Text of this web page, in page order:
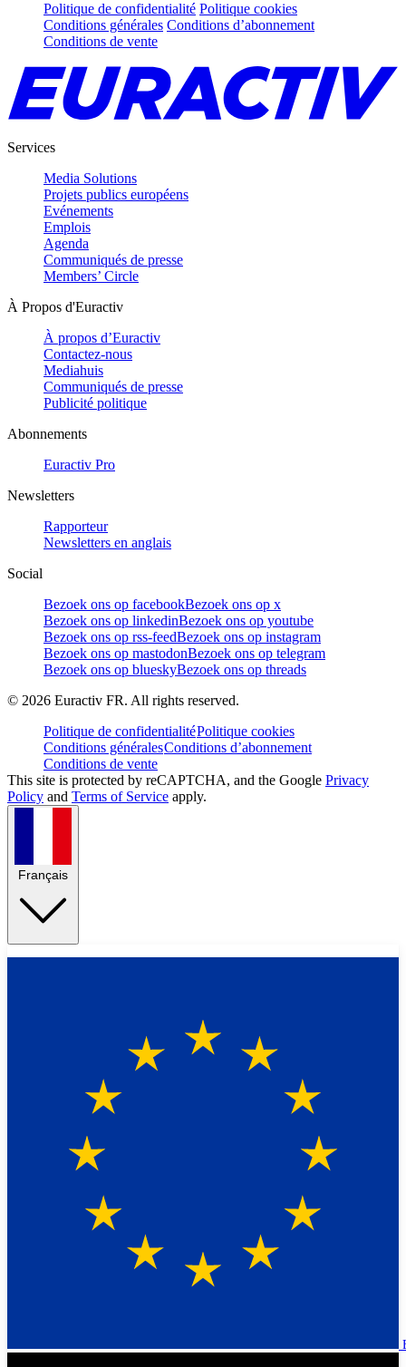
Politique de confidentialité Politique cookies
Conditions générales Conditions d’abonnement
Conditions de vente
Services
Media Solutions
Projets publics européens
Evénements
Emplois
Agenda
Communiqués de presse
Members’ Circle
À Propos d'Euractiv
À propos d’Euractiv
Contactez-nous
Mediahuis
Communiqués de presse
Publicité politique
Abonnements
Euractiv Pro
Newsletters
Rapporteur
Newsletters en anglais
Social
Bezoek ons op facebookBezoek ons op x
Bezoek ons op linkedinBezoek ons op youtube
Bezoek ons op rss-feedBezoek ons op instagram
Bezoek ons op mastodonBezoek ons op telegram
Bezoek ons op blueskyBezoek ons op threads
© 2026 Euractiv FR. All rights reserved.
Politique de confidentialitéPolitique cookies
Conditions généralesConditions d’abonnement
Conditions de vente
This site is protected by reCAPTCHA, and the Google Privacy
Policy and Terms of Service apply.
Français